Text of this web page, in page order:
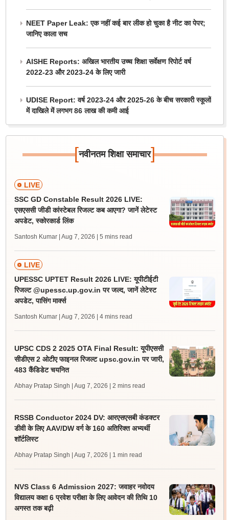
NEET Paper Leak: एक नहीं कई बार लीक हो चुका है नीट का पेपर;
जानिए काला सच
AISHE Reports: अखिल भारतीय उच्च शिक्षा सर्वेक्षण रिपोर्ट वर्ष
2022-23 और 2023-24 के लिए जारी
UDISE Report: वर्ष 2023-24 और 2025-26 के बीच सरकारी स्कूलों
में दाखिले में लगभग 86 लाख की कमी आई
[नवीनतम शिक्षा समाचार]
LIVE
SSC GD Constable Result 2026 LIVE:
एसएससी जीडी कांस्टेबल रिजल्ट कब आएगा? जानें लेटेस्ट
अपडेट, स्कोरकार्ड लिंक
Santosh Kumar | Aug 7, 2026 | 5 mins read
LIVE
UPESSC UPTET Result 2026 LIVE: यूपीटीईटी
रिजल्ट @upessc.up.gov.in पर जल्द, जानें लेटेस्ट
अपडेट, पासिंग मार्क्स
Santosh Kumar | Aug 7, 2026 | 4 mins read
UPSC CDS 2 2025 OTA Final Result: यूपीएससी
सीडीएस 2 ओटीए फाइनल रिजल्ट upsc.gov.in पर जारी,
483 कैंडिडेट चयनित
Abhay Pratap Singh | Aug 7, 2026 | 2 mins read
RSSB Conductor 2024 DV: आरएसएसबी कंडक्टर
डीवी के लिए AAV/DW वर्ग के 160 अतिरिक्त अभ्यर्थी
शॉर्टलिस्ट
Abhay Pratap Singh | Aug 7, 2026 | 1 min read
NVS Class 6 Admission 2027: जवाहर नवोदय
विद्यालय कक्षा 6 प्रवेश परीक्षा के लिए आवेदन की तिथि 10
अगस्त तक बढ़ी